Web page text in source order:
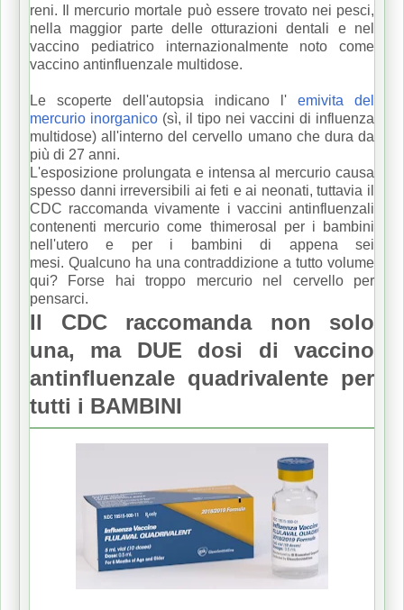
reni.
Il mercurio mortale può essere trovato nei pesci,
nella maggior parte delle otturazioni dentali e nel
vaccino pediatrico internazionalmente noto come
vaccino antinfluenzale multidose.
Le scoperte dell'autopsia indicano l' emivita del
mercurio inorganico (sì, il tipo nei vaccini di influenza
multidose) all'interno del cervello umano che dura da
più di 27 anni.
L'esposizione prolungata e intensa al mercurio causa
spesso danni irreversibili ai feti e ai neonati, tuttavia il
CDC raccomanda vivamente i vaccini antinfluenzali
contenenti mercurio come thimerosal per i bambini
nell'utero e per i bambini di appena sei
mesi. Qualcuno ha una contraddizione a tutto volume
qui? Forse hai troppo mercurio nel cervello per
pensarci.
Il CDC raccomanda non solo
una, ma DUE dosi di vaccino
antinfluenzale quadrivalente per
tutti i BAMBINI